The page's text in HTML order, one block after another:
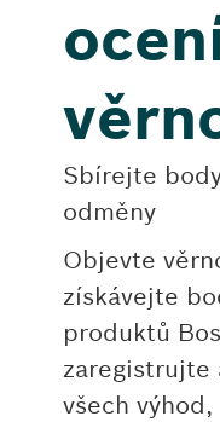
Sbírejte
odměny
Objevte
získávejte
produktů
zaregistrujte
všech